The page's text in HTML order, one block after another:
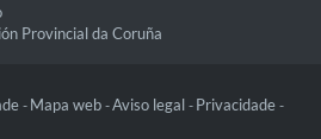
Provincial da Coruña
- Mapa web -Aviso legal - Privacidade -